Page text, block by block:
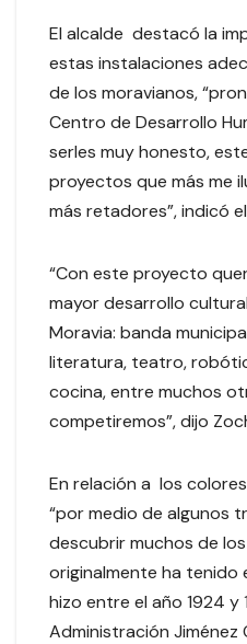
El alcalde destacó la
estas instalaciones
de los moravianos,
Centro de Desarrollo
serles muy honesto,
proyectos que más me
más retadores”, indicó
“Con este proyecto
mayor desarrollo
Moravia: banda
literatura, teatro,
cocina, entre muchos
competiremos”, dijo
En relación a los
“por medio de algunos
descubrir muchos de
originalmente ha tenido
hizo entre el año 1924 y
Administración Jiménez